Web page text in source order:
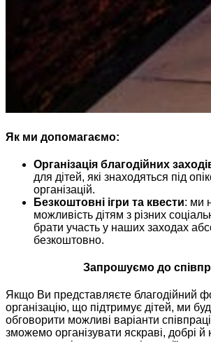
Як ми допомагаємо:
Організація благодійних
для дітей, які знаходяться під
організацій.
Безкоштовні ігри та квести: ми
можливість дітям з різних
брати участь у наших заходах
безкоштовно.
Запрошуємо до
Якщо Ви представляєте благодійний
організацію, що підтримує дітей, ми
обговорити можливі варіанти
зможемо організувати яскраві, добрі й